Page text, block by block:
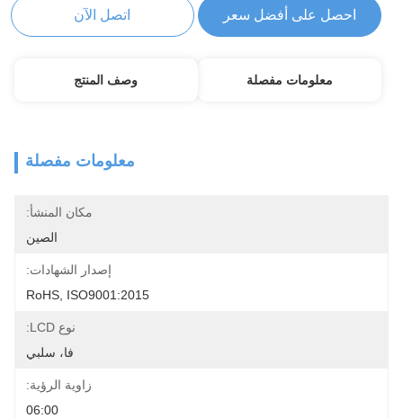
احصل على أفضل سعر اتصل الآن
معلومات مفصلة وصف المنتج
معلومات مفصلة
مكان المنشأ:
الصين
إصدار الشهادات:
RoHS, ISO9001:2015
نوع LCD:
فا، سلبي
زاوية الرؤية:
06:00